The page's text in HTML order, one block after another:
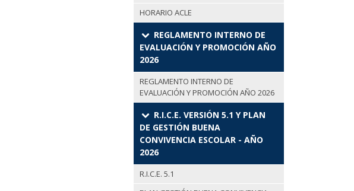
HORARIO ACLE
REGLAMENTO INTERNO DE
EVALUACIÓN Y PROMOCIÓN AÑO
2026
REGLAMENTO INTERNO DE
EVALUACIÓN Y PROMOCIÓN AÑO 2026
R.I.C.E. VERSIÓN 5.1 Y PLAN
DE GESTIÓN BUENA
CONVIVENCIA ESCOLAR - AÑO
2026
R.I.C.E. 5.1